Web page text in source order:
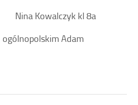
Kowalczyk kl 8a
ogólnopolskim Adam